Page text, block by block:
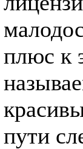
плюс к
пути